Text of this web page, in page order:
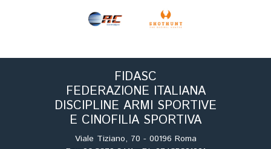
FIDASC
FEDERAZIONE ITALIANA
DISCIPLINE ARMI SPORTIVE
E CINOFILIA SPORTIVA
Viale Tiziano, 70 - 00196 Roma